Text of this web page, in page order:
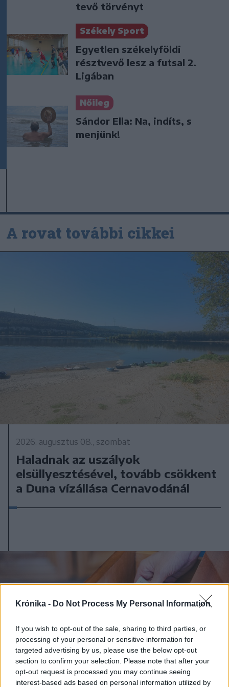
Krónika - Do Not Process My Personal Information
If you wish to opt-out of the sale, sharing to third parties, or
processing of your personal or sensitive information for
targeted advertising by us, please use the below opt-out
section to confirm your selection. Please note that after your
opt-out request is processed you may continue seeing
interest-based ads based on personal information utilized by
tevő törvényt
Székely Sport
Egyetlen székelyföldi
résztvevő lesz a futsal 2.
Ligában
Nőileg
Sándor Ella: Na, indíts, s
menjünk!
A rovat további cikkei
2026. augusztus 08., szombat
Haladnak az uszályok
elsüllyesztésével, tovább csökkent
a Duna vízállása Cernavodánál